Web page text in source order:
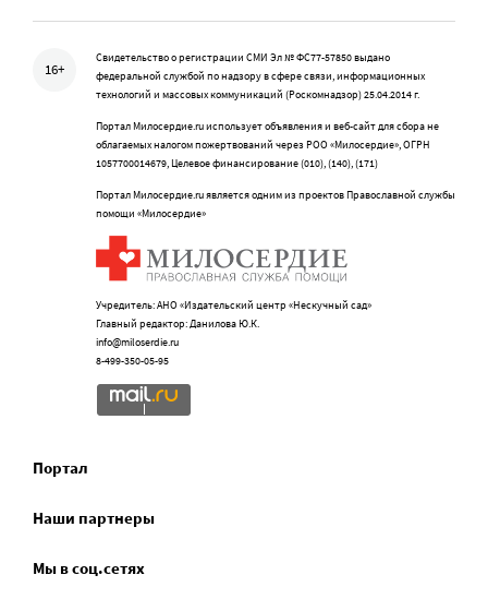
16+
Свидетельство о регистрации СМИ Эл № ФС77-57850 выдано
федеральной службой по надзору в сфере связи, информационных
технологий и массовых коммуникаций (Роскомнадзор) 25.04.2014 г.
Портал Милосердие.ru использует объявления и веб-сайт для сбора не
облагаемых налогом пожертвований через РОО «Милосердие», ОГРН
1057700014679, Целевое финансирование (010), (140), (171)
Портал Милосердие.ru является одним из проектов Православной службы
помощи «Милосердие»
Учредитель: АНО «Издательский центр «Нескучный сад»
Главный редактор: Данилова Ю.К.
info@miloserdie.ru
8-499-350-05-95
Портал
Наши партнеры
Мы в соц.сетях